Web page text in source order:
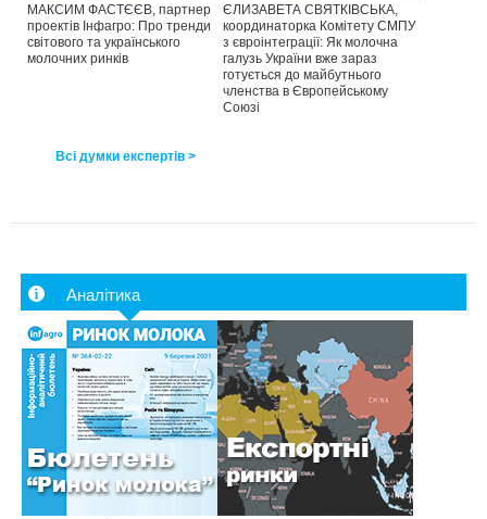
МАКСИМ ФАСТЄЄВ, партнер
проектів Інфагро: Про тренди
світового та українського
молочних ринків
ЄЛИЗАВЕТА СВЯТКІВСЬКА,
координаторка Комітету СМПУ
з євроінтеграції: Як молочна
галузь України вже зараз
готується до майбутнього
членства в Європейському
Союзі
Всі думки експертів >
Аналітика